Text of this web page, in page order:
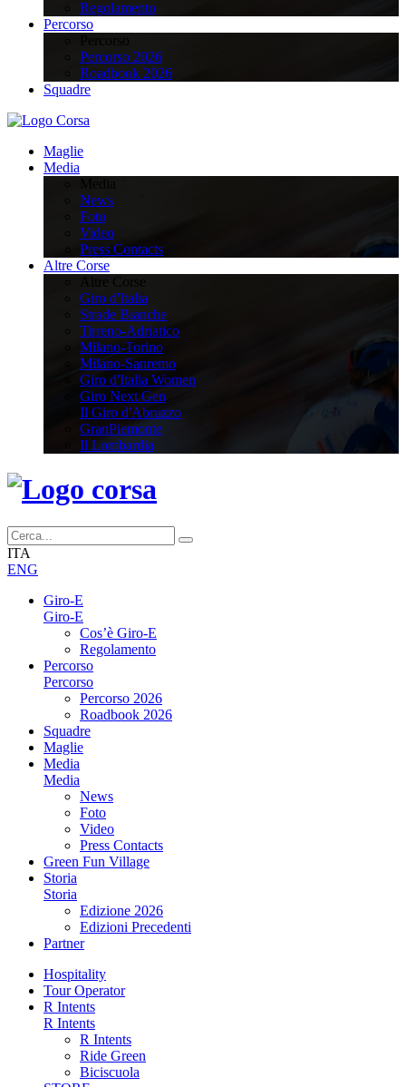
Regolamento
Percorso
Percorso 2026
Roadbook 2026
Squadre
Maglie
Media
News
Foto
Video
Press Contacts
Altre Corse
Giro d'Italia
Strade Bianche
Tirreno-Adriatico
Milano-Torino
Milano-Sanremo
Giro d'Italia Women
Giro Next Gen
Il Giro d'Abruzzo
GranPiemonte
Il Lombardia
ITA
ENG
Giro-E
Giro-E
Cos’è Giro-E
Regolamento
Percorso
Percorso
Percorso 2026
Roadbook 2026
Squadre
Maglie
Media
Media
News
Foto
Video
Press Contacts
Green Fun Village
Storia
Storia
Edizione 2026
Edizioni Precedenti
Partner
Hospitality
Tour Operator
R Intents
R Intents
R Intents
Ride Green
Biciscuola